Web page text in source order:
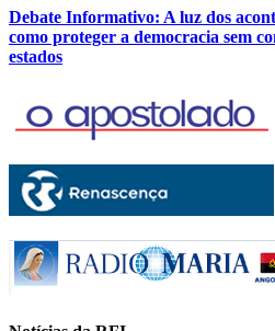
Debate Informativo: A luz dos
como proteger a democracia sem
estados